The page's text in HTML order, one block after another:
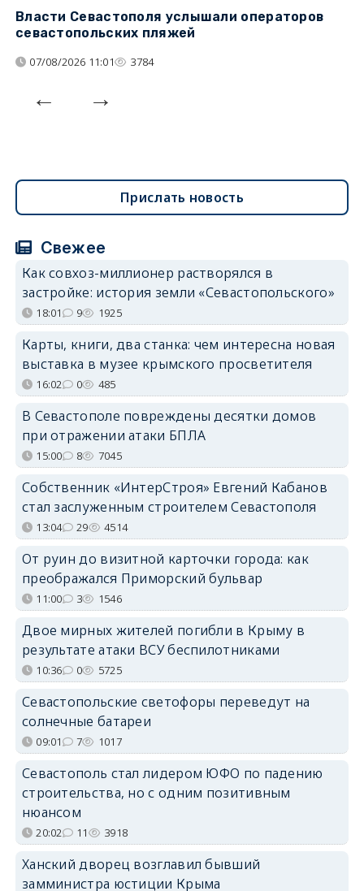
Власти Севастополя услышали операторов
севастопольских пляжей
07/08/2026 11:01 3784
Прислать новость
Свежее
Как совхоз-миллионер растворялся в
застройке: история земли «Севастопольского»
18:01 9 1925
Карты, книги, два станка: чем интересна новая
выставка в музее крымского просветителя
16:02 0 485
В Севастополе повреждены десятки домов
при отражении атаки БПЛА
15:00 8 7045
Собственник «ИнтерСтроя» Евгений Кабанов
стал заслуженным строителем Севастополя
13:04 29 4514
От руин до визитной карточки города: как
преображался Приморский бульвар
11:00 3 1546
Двое мирных жителей погибли в Крыму в
результате атаки ВСУ беспилотниками
10:36 0 5725
Севастопольские светофоры переведут на
солнечные батареи
09:01 7 1017
Севастополь стал лидером ЮФО по падению
строительства, но с одним позитивным
нюансом
20:02 11 3918
Ханский дворец возглавил бывший
замминистра юстиции Крыма